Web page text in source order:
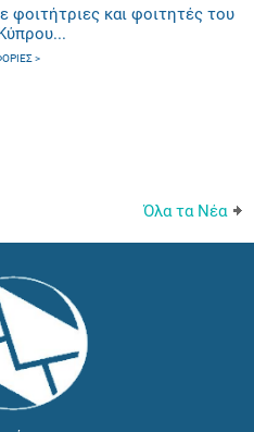
φοιτήτριες και φοιτητές του
Όλα τα Νέα